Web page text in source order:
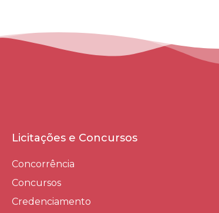
Licitações e Concursos
Concorrência
Concursos
Credenciamento